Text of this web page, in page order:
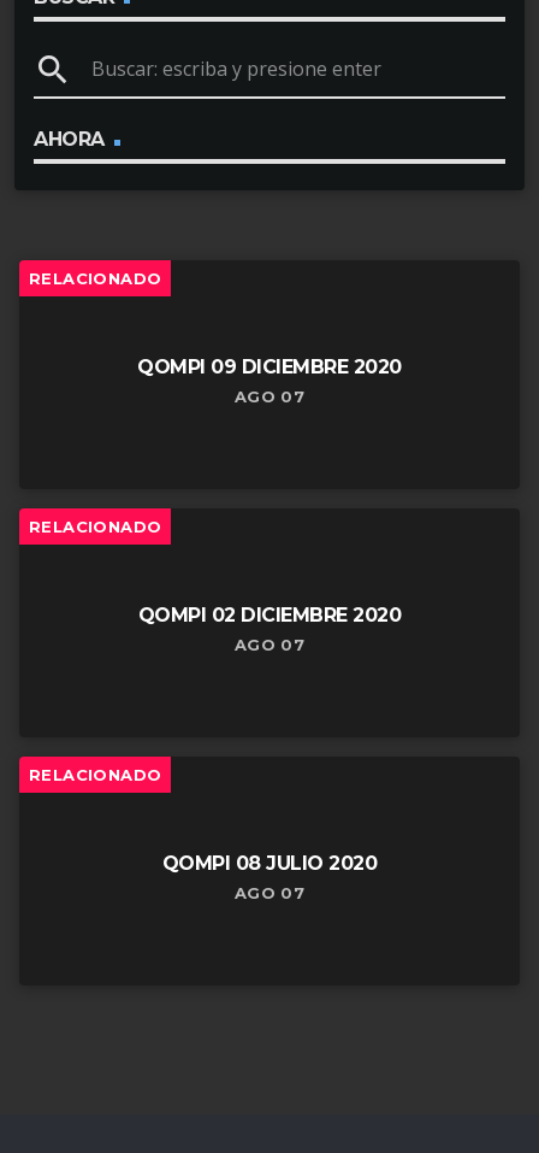
c
t
o
a
search
AHORA
RELACIONADO
QOMPI 09 DICIEMBRE 2020
AGO 07
RELACIONADO
QOMPI 02 DICIEMBRE 2020
AGO 07
RELACIONADO
QOMPI 08 JULIO 2020
AGO 07